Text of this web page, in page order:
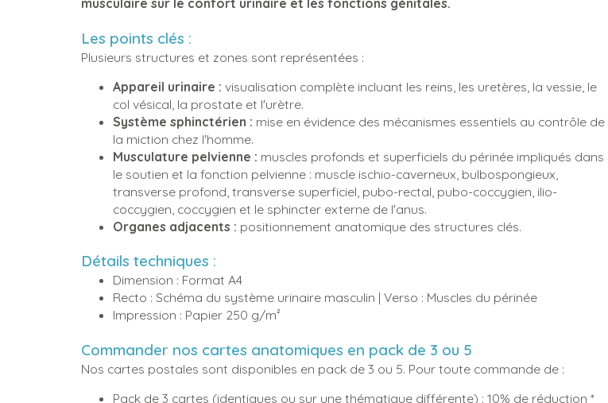
musculaire sur le confort urinaire et les fonctions génitales.
Les points clés :
Plusieurs structures et zones sont représentées :
Appareil urinaire : visualisation complète incluant les reins, les uretères, la vessie, le
col vésical, la prostate et l'urètre.
Système sphinctérien : mise en évidence des mécanismes essentiels au contrôle de
la miction chez l'homme.
Musculature pelvienne : muscles profonds et superficiels du périnée impliqués dans
le soutien et la fonction pelvienne : muscle ischio-caverneux, bulbospongieux,
transverse profond, transverse superficiel, pubo-rectal, pubo-coccygien, ilio-
coccygien, coccygien et le sphincter externe de l'anus.
Organes adjacents : positionnement anatomique des structures clés.
Détails techniques :
Dimension : Format A4
Recto : Schéma du système urinaire masculin | Verso : Muscles du périnée
Impression : Papier 250 g/m²
Commander nos cartes anatomiques en pack de 3 ou 5
Nos cartes postales sont disponibles en pack de 3 ou 5. Pour toute commande de :
Pack de 3 cartes (identiques ou sur une thématique différente) : 10% de réduction *